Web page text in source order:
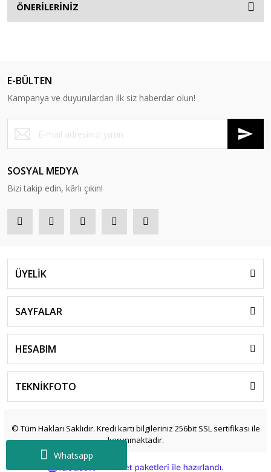
Whatsapp
ÖNERİLERİNİZ
E-BÜLTEN
Kampanya ve duyurulardan ilk siz haberdar olun!
SOSYAL MEDYA
Bizi takip edin, kârlı çıkın!
ÜYELİK
SAYFALAR
HESABIM
TEKNİKFOTO
© Tüm Hakları Saklıdır. Kredi kartı bilgileriniz 256bit SSL sertifikası ile
korunmaktadır.
e-